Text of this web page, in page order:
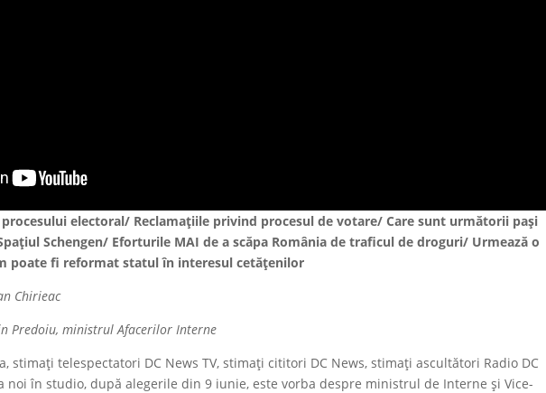
electoral/ Reclamaţiile privind procesul de votare/ Care sunt următorii paşi
Schengen/ Eforturile MAI de a scăpa România de traficul de droguri/ Urmează o
poate fi reformat statul în interesul cetăţenilor
ministrul Afacerilor Interne
stimați telespectatori DC News TV, stimați cititori DC News, stimați ascultători Radio DC
noi în studio, după alegerile din 9 iunie, este vorba despre ministrul de Interne și Vice-